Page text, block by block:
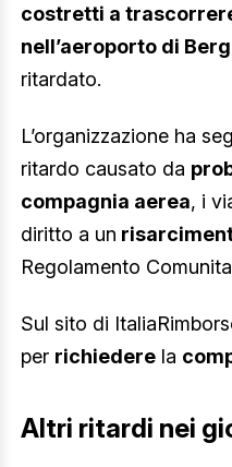
costretti a
nell’aeroporto di
ritardato.
L’organizzazione ha
ritardo causato da
compagnia aerea, i
diritto a un
Regolamento
Sul sito di
per richiedere la
Altri ritardi nei